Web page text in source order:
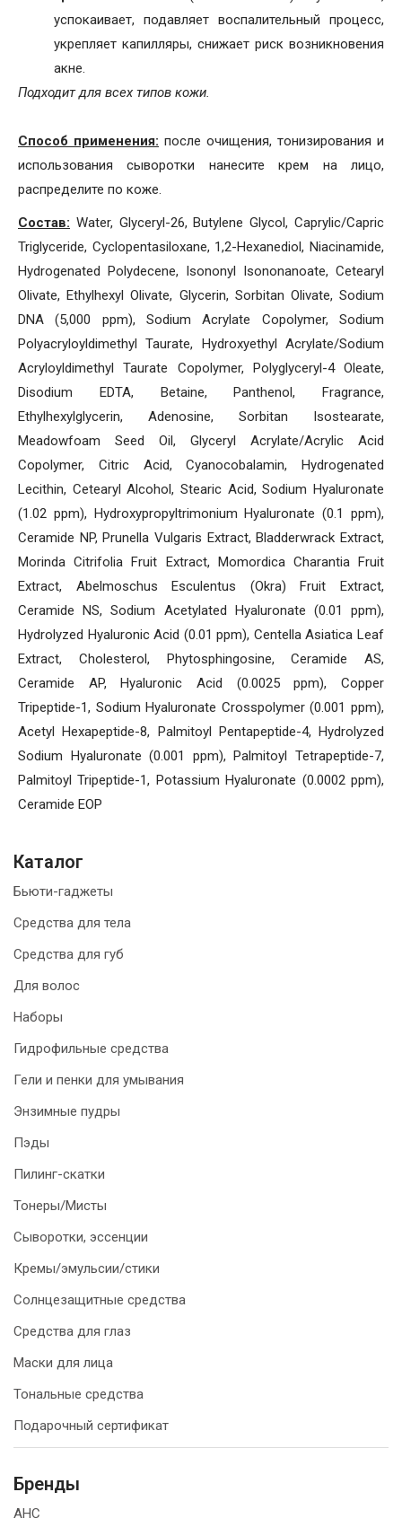
успокаивает, подавляет воспалительный процесс,
укрепляет капилляры, снижает риск возникновения
акне.
Подходит для всех типов кожи.
Способ применения: после очищения, тонизирования и
использования сыворотки нанесите крем на лицо,
распределите по коже.
Состав: Water, Glyceryl-26, Butylene Glycol, Caprylic/Capric
Triglyceride, Cyclopentasiloxane, 1,2-Hexanediol, Niacinamide,
Hydrogenated Polydecene, Isononyl Isononanoate, Cetearyl
Olivate, Ethylhexyl Olivate, Glycerin, Sorbitan Olivate, Sodium
DNA (5,000 ppm), Sodium Acrylate Copolymer, Sodium
Polyacryloyldimethyl Taurate, Hydroxyethyl Acrylate/Sodium
Acryloyldimethyl Taurate Copolymer, Polyglyceryl-4 Oleate,
Disodium EDTA, Betaine, Panthenol, Fragrance,
Ethylhexylglycerin, Adenosine, Sorbitan Isostearate,
Meadowfoam Seed Oil, Glyceryl Acrylate/Acrylic Acid
Copolymer, Citric Acid, Cyanocobalamin, Hydrogenated
Lecithin, Cetearyl Alcohol, Stearic Acid, Sodium Hyaluronate
(1.02 ppm), Hydroxypropyltrimonium Hyaluronate (0.1 ppm),
Ceramide NP, Prunella Vulgaris Extract, Bladderwrack Extract,
Morinda Citrifolia Fruit Extract, Momordica Charantia Fruit
Extract, Abelmoschus Esculentus (Okra) Fruit Extract,
Ceramide NS, Sodium Acetylated Hyaluronate (0.01 ppm),
Hydrolyzed Hyaluronic Acid (0.01 ppm), Centella Asiatica Leaf
Extract, Cholesterol, Phytosphingosine, Ceramide AS,
Ceramide AP, Hyaluronic Acid (0.0025 ppm), Copper
Tripeptide-1, Sodium Hyaluronate Crosspolymer (0.001 ppm),
Acetyl Hexapeptide-8, Palmitoyl Pentapeptide-4, Hydrolyzed
Sodium Hyaluronate (0.001 ppm), Palmitoyl Tetrapeptide-7,
Palmitoyl Tripeptide-1, Potassium Hyaluronate (0.0002 ppm),
Ceramide EOP
Каталог
Бьюти-гаджеты
Средства для тела
Средства для губ
Для волос
Наборы
Гидрофильные средства
Гели и пенки для умывания
Энзимные пудры
Пэды
Пилинг-скатки
Тонеры/Мисты
Сыворотки, эссенции
Кремы/эмульсии/стики
Солнцезащитные средства
Средства для глаз
Маски для лица
Тональные средства
Подарочный сертификат
Бренды
AHC